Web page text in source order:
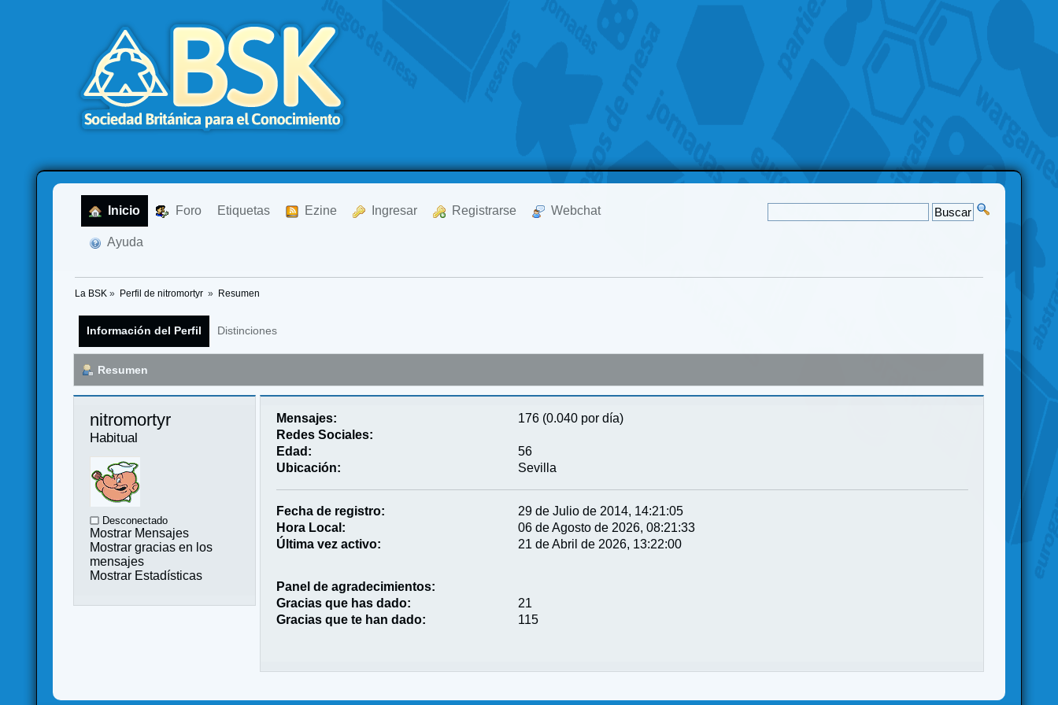
Inicio Foro Etiquetas Ezine Ingresar Registrarse Webchat
Ayuda
La BSK » Perfil de nitromortyr » Resumen
Información del Perfil Distinciones
Resumen
nitromortyr
Habitual
Desconectado
Mostrar Mensajes
Mostrar gracias en los
mensajes
Mostrar Estadísticas
Mensajes:
176 (0.040 por día)
Redes Sociales:
Edad:
56
Ubicación:
Sevilla
Fecha de registro:
29 de Julio de 2014, 14:21:05
Hora Local:
06 de Agosto de 2026, 08:21:33
Última vez activo:
21 de Abril de 2026, 13:22:00
Panel de agradecimientos:
Gracias que has dado:
21
Gracias que te han dado:
115